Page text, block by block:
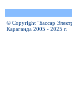
© Copyright "Бассар
Караганда 2005 - 2025 г.